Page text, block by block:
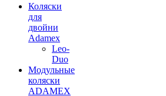
Коляски
для
двойни
Adamex
Leo-
Duo
Модульные
коляски
ADAMEX